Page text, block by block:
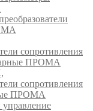
сопротивления
ПРОМА
сопротивления
ПРОМА